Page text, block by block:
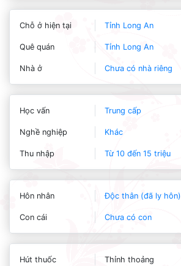
Chỗ ở hiện tại Tỉnh Long An
Quê quán Tỉnh Long An
Nhà ở Chưa có nhà riêng
Học vấn Trung cấp
Nghề nghiệp Khác
Thu nhập Từ 10 đến 15 triệu
Hôn nhân Độc thân (đã ly hôn)
Con cái Chưa có con
Hút thuốc Thỉnh thoảng